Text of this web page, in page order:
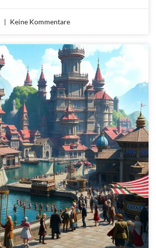
Keine Kommentare